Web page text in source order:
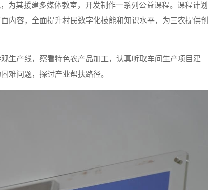
为其援建多媒体教室，开发制作一系列公益课程。课程计划
内容，全面提升村民数字化技能和知识水平，为三农提供创
生产线，察看特色农产品加工，认真听取车间生产项目建
难问题，探讨产业帮扶路径。